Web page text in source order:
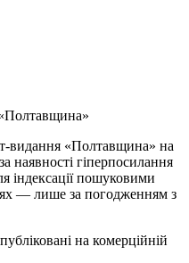
видання «Полтавщина» на
наявності гіперпосилання
індексації пошуковими
— лише за погодженням з
на комерційній